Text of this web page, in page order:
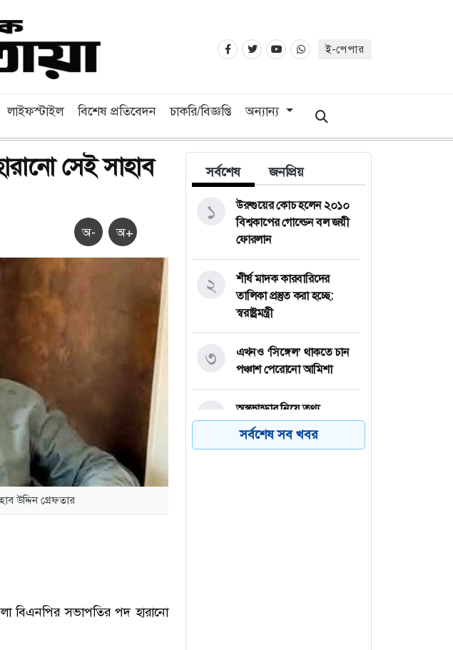
ই-পেপার
লাইফস্টাইল বিশেষ প্রতিবেদন চাকরি/বিজ্ঞপ্তি অন্যান্য
সেই সাহাব
অ- অ+
উদ্দিন গ্রেফতার
বিএনপির সভাপতির পদ হারানো
সর্বশেষ জনপ্রিয়
উরুগুয়ের কোচ হলেন ২০১০
বিশ্বকাপের গোল্ডেন বল জয়ী
ফোরলান
১
শীর্ষ মাদক কারবারিদের
তালিকা প্রস্তুত করা হচ্ছে:
স্বরাষ্ট্রমন্ত্রী
২
এখনও ‘সিঙ্গেল’ থাকতে চান
পঞ্চাশ পেরোনো আমিশা
৩
অস্ত্রভান্ডার নিয়ে তথ্য
ফাঁসকারীদের কারাদণ্ডের
হুঁশিয়ারি ট্রাম্পের
৪
সর্বশেষ সব খবর